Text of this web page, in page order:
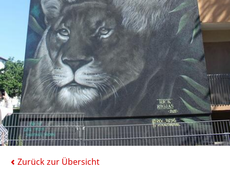
Zurück zur Übersicht